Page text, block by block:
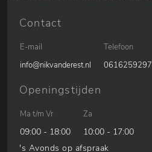
Contact
E-mail
info@nikvanderest.nl
Telefoon
0616259297
Openingstijden
Ma t/m Vr
09:00 - 18:00
Za
10:00 - 17:00
's Avonds op afspraak